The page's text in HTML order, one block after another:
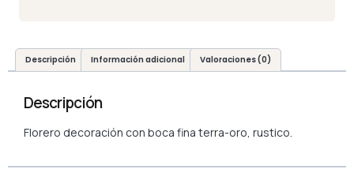
Descripción Información adicional Valoraciones (0)
Descripción
Florero decoración con boca fina terra-oro, rustico.